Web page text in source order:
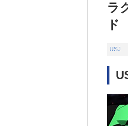
ラ
ド
USJ